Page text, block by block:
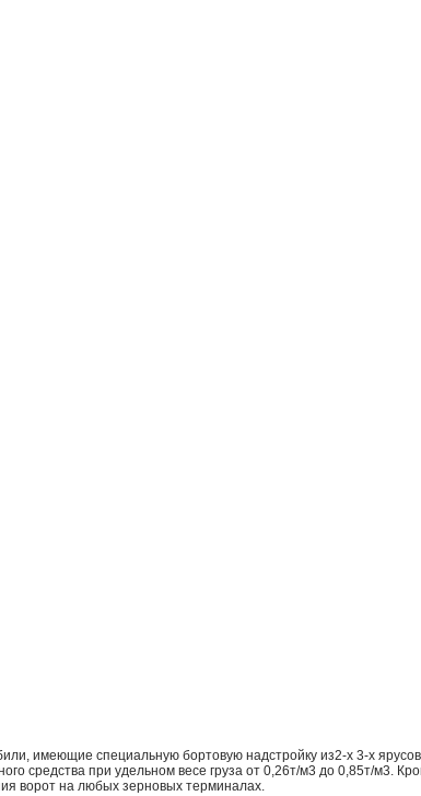
имеющие специальную бортовую надстройку из2-х 3-х
средства при удельном весе груза от 0,26т/м3 до 0,85т/м3.
ворот на любых зерновых терминалах.